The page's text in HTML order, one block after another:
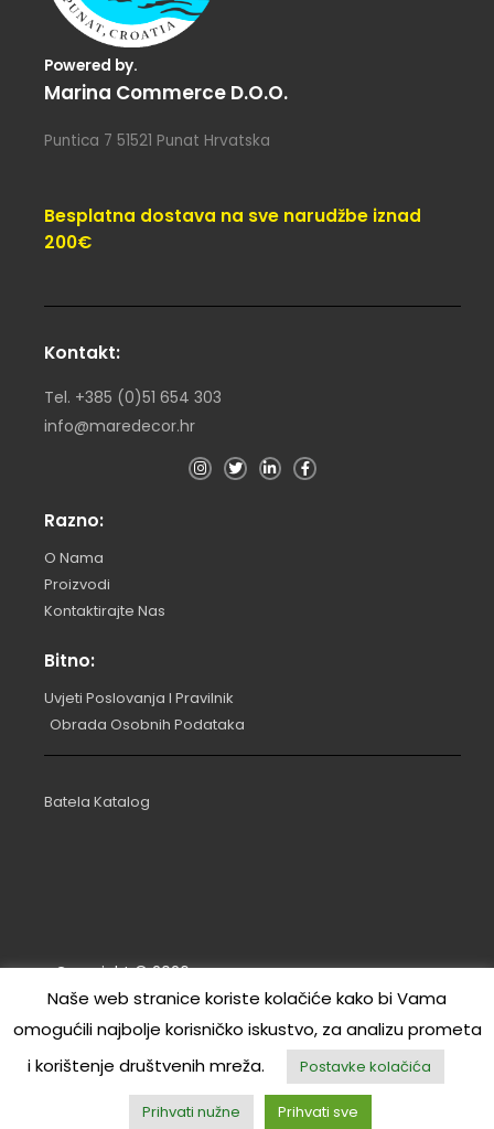
Powered by.
Marina Commerce D.o.o.
Puntica 7 51521 Punat Hrvatska
Besplatna dostava na sve narudžbe iznad
200€
Kontakt:
Tel. +385 (0)51 654 303
info@maredecor.hr
Razno:
O Nama
Proizvodi
Kontaktirajte Nas
Bitno:
Uvjeti Poslovanja I Pravilnik
Obrada Osobnih Podataka
Batela Katalog
Copyright ©2026.
Izrada: RL | marina commerce d.o.o.
MareDecor
Naše web stranice koriste kolačiće kako bi Vama
omogućili najbolje korisničko iskustvo, za analizu prometa
i korištenje društvenih mreža.
Postavke kolačića
Prihvati nužne Prihvati sve